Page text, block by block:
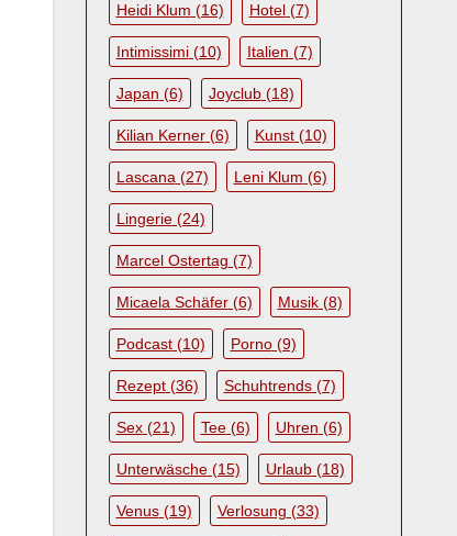
Heidi Klum (16) Hotel(7)
Intimissimi(10) Italien (7)
Japan (6) Joyclub(18)
Kilian Kerner(6) Kunst(10)
Lascana (27) Leni Klum (6)
Lingerie(24)
Marcel Ostertag (7)
Micaela Schäfer(6) Musik(8)
Podcast(10) Porno(9)
Rezept(36) Schuhtrends(7)
Sex(21) Tee(6) Uhren (6)
Unterwäsche(15) Urlaub(18)
Venus(19) Verlosung (33)